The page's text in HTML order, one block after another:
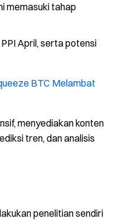
memasuki tahap
April, serta potensi
BTC Melambat
menyediakan konten
tren, dan analisis
penelitian sendiri